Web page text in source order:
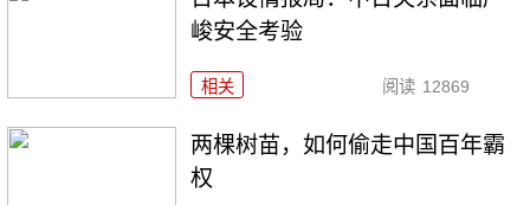
峻安全考验
相关 阅读 12869
两棵树苗，如何偷走中国百年霸
权